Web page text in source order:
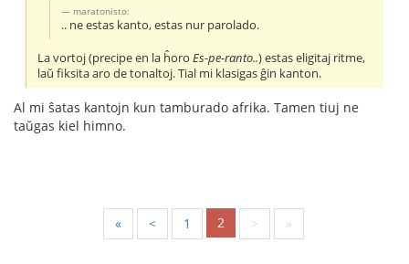
maratonisto:
.. ne estas kanto, estas nur parolado.
La vortoj (precipe en la ĥoroEs-pe-ranto..) estas eligitaj ritme,
laŭ fiksita aro de tonaltoj. Tial mi klasigas ĝin kanton.
Al mi ŝatas kantojn kun tamburado afrika. Tamen tiuj ne
taŭgas kiel himno.
« < 1 2 > »